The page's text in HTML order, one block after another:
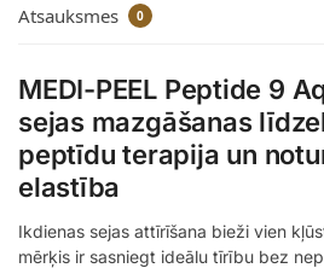
Atsauksmes 0
MEDI-PEEL Peptide 9
sejas mazgāšanas
peptīdu terapija un
elastība
Ikdienas sejas attīrīšana bieži vien
mērķis ir sasniegt ideālu tīrību bez